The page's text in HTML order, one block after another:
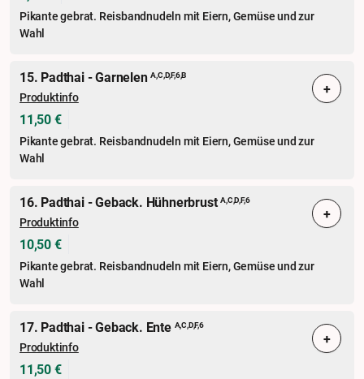
Pikante gebrat. Reisbandnudeln mit Eiern, Gemüse und zur
Wahl
15. Padthai - GarnelenA,C,D,F,6,B
Produktinfo
11,50 €
Pikante gebrat. Reisbandnudeln mit Eiern, Gemüse und zur
Wahl
+
16. Padthai - Geback. HühnerbrustA,C,D,F,6
Produktinfo
10,50 €
Pikante gebrat. Reisbandnudeln mit Eiern, Gemüse und zur
Wahl
+
17. Padthai - Geback. Ente A,C,D,F,6
Produktinfo
11,50 €
+